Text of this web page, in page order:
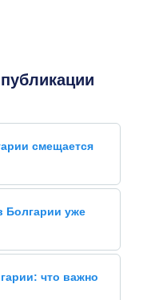
смещается
Болгарии уже
что важно